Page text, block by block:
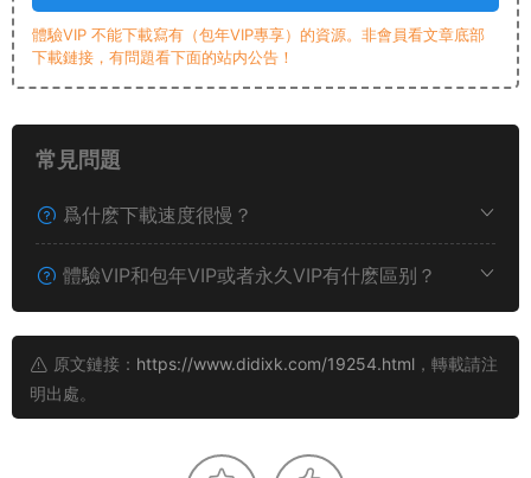
體驗VIP 不能下載寫有（包年VIP專享）的資源。非會員看文章底部
下載鏈接，有問題看下面的站内公告！
常見問題
爲什麽下載速度很慢？
體驗VIP和包年VIP或者永久VIP有什麽區别？
原文鏈接： https://www.didixk.com/19254.html ，轉載請注
明出處。